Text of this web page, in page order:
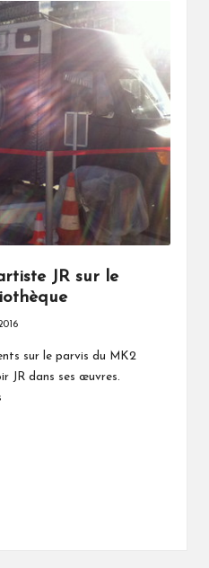
JR sur le
sur le parvis du MK2
JR dans ses œuvres.